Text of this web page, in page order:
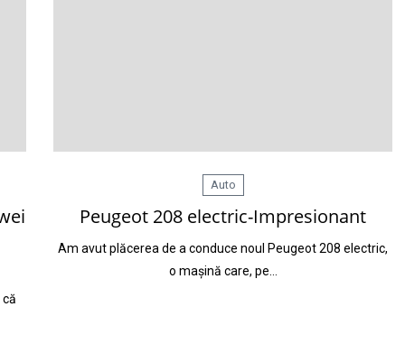
Auto
Peugeot 208 electric-Impresionant
Am avut plăcerea de a conduce noul Peugeot 208 electric,
o mașină care, pe…